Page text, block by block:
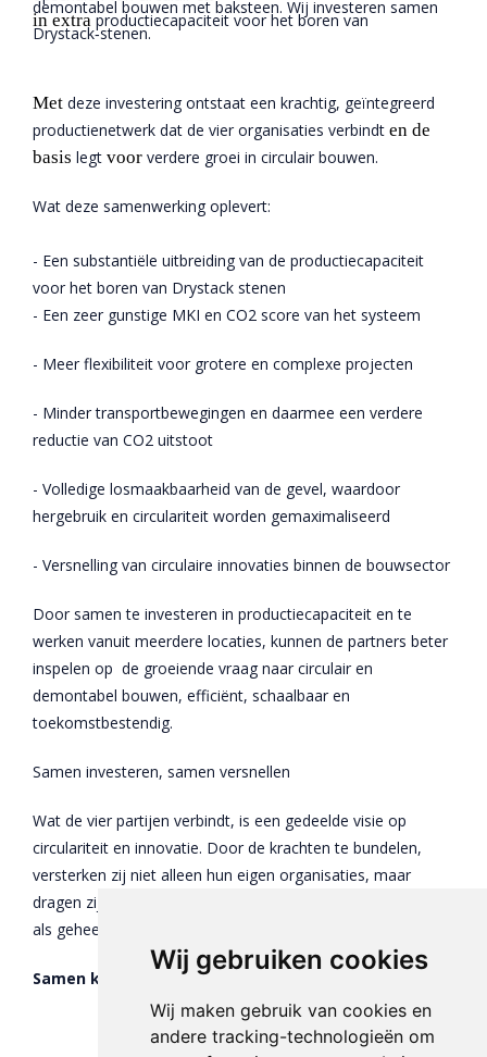
Wij gebruiken cookies
Wij maken gebruik van cookies en
andere tracking-technologieën om
demontabel bouwen met baksteen. Wij investeren samen
in extra productiecapaciteit voor het boren van
Drystack‑stenen.
Met deze investering ontstaat een krachtig, geïntegreerd
productienetwerk dat de vier organisaties verbindt en de
basis legt voor verdere groei in circulair bouwen.
Wat deze samenwerking oplevert:
- Een substantiële uitbreiding van de productiecapaciteit
voor het boren van Drystack stenen
- Een zeer gunstige MKI en CO2 score van het systeem
- Meer flexibiliteit voor grotere en complexe projecten
- Minder transportbewegingen en daarmee een verdere
reductie van CO2 uitstoot
- Volledige losmaakbaarheid van de gevel, waardoor
hergebruik en circulariteit worden gemaximaliseerd
- Versnelling van circulaire innovaties binnen de bouwsector
Door samen te investeren in productiecapaciteit en te
werken vanuit meerdere locaties, kunnen de partners beter
inspelen op de groeiende vraag naar circulair en
demontabel bouwen, efficiënt, schaalbaar en
toekomstbestendig.
Samen investeren, samen versnellen
Wat de vier partijen verbindt, is een gedeelde visie op
circulariteit en innovatie. Door de krachten te bundelen,
versterken zij niet alleen hun eigen organisaties, maar
dragen zij vooral bij aan verduurzaming van de bouwsector
als geheel.
Samen kom je verder. Samen maken we impact!